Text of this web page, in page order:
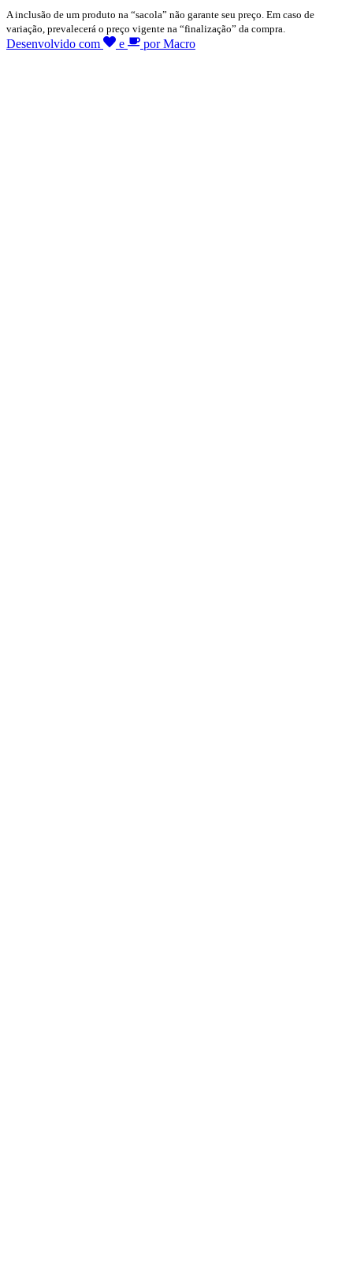
A inclusão de um produto na “sacola” não garante seu preço. Em caso de
variação, prevalecerá o preço vigente na “finalização” da compra.
Desenvolvido com e por Macro